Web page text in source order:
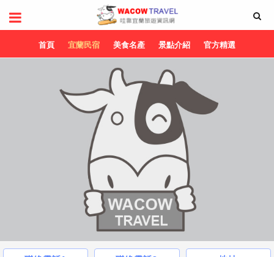
首頁 宜蘭民宿 美食名產 景點介紹 官方精選